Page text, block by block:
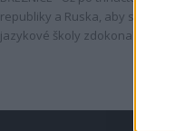
republiky a Ruska, aby se v
jazykové školy zdokonalovali v